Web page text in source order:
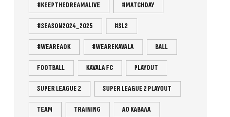
#KEEPTHEDREAMALIVE #MATCHDAY
#SEASON2024_2025 #SL2
#WEAREAOK #WEAREKAVALA BALL
FOOTBALL KAVALA FC PLAYOUT
SUPER LEAGUE 2 SUPER LEAGUE 2 PLAYOUT
TEAM TRAINING ΑΟ ΚΑΒΑΛΑ